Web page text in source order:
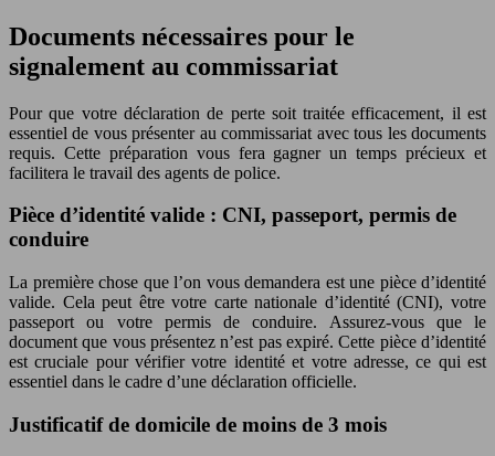
Documents nécessaires pour le
signalement au commissariat
Pour que votre déclaration de perte soit traitée efficacement, il est
essentiel de vous présenter au commissariat avec tous les documents
requis. Cette préparation vous fera gagner un temps précieux et
facilitera le travail des agents de police.
Pièce d’identité valide : CNI, passeport, permis de
conduire
La première chose que l’on vous demandera est une pièce d’identité
valide. Cela peut être votre carte nationale d’identité (CNI), votre
passeport ou votre permis de conduire. Assurez-vous que le
document que vous présentez n’est pas expiré. Cette pièce d’identité
est cruciale pour vérifier votre identité et votre adresse, ce qui est
essentiel dans le cadre d’une déclaration officielle.
Justificatif de domicile de moins de 3 mois